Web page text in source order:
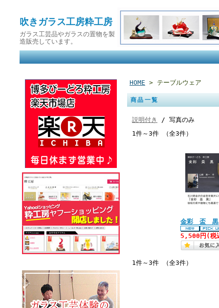
吹きガラス工房粋工房
ガラス工芸品やガラスの置物を製
造販売しています。
HOME > テーブルウェア
商品一覧
説明付き
/ 写真のみ
1件～3件 （全3件）
金彩 盃 黒
5,500円(税
1件～3件 （全3件）